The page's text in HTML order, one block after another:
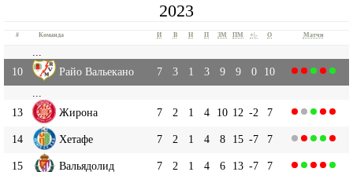
2023
# Команда И В Н П ЗМ ПМ +|- О Матчи
10
Райо Вальекано 7 3 1 3 9 9 0
10
13
Жирона 7 2 1 4 10 12 -2 7
14 Хетафе 7 2 1 4 8 15 -7 7
15 Вальядолид 7 2 1 4 6 13 -7 7